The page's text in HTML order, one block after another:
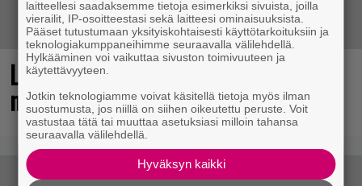
Loistopeli Steamistä maksutta –
mutta pidä kiirettä lataamisen kanssa
laitteellesi saadaksemme tietoja esimerkiksi sivuista, joilla
vierailit, IP-osoitteestasi sekä laitteesi ominaisuuksista.
Pääset tutustumaan yksityiskohtaisesti käyttötarkoituksiin ja
teknologiakumppaneihimme seuraavalla välilehdellä.
Hylkääminen voi vaikuttaa sivuston toimivuuteen ja
käytettävyyteen.
Jotkin teknologiamme voivat käsitellä tietoja myös ilman
suostumusta, jos niillä on siihen oikeutettu peruste. Voit
vastustaa tätä tai muuttaa asetuksiasi milloin tahansa
seuraavalla välilehdellä.
Hyväksyn kaikki